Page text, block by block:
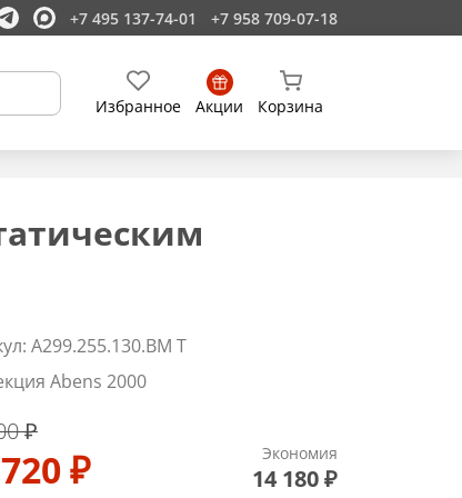
+7 495 137-74-01 +7 958 709-07-18
Избранное Акции Корзина
A299.255.130.BM T
Abens 2000
₽
₽ Экономия
14 180 ₽